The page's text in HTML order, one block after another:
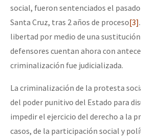
social, fueron sentenciados el pasado
Santa Cruz, tras 2 años de proceso[3]
libertad por medio de una
defensores cuentan ahora con
criminalización fue judicializada.
La criminalización de la protesta
del poder punitivo del Estado para
impedir el ejercicio del derecho a la
casos, de la participación social y